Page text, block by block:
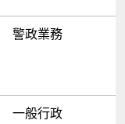
警政業務
一般行政